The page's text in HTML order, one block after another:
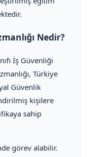
Nedir?
İş Güvenliği
Türkiye
Güvenlik
kişilere
sahip
görev alabilir.